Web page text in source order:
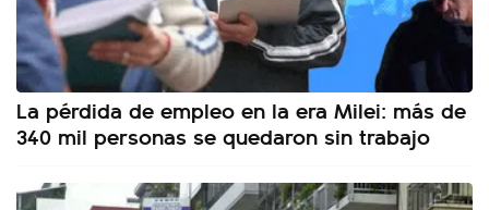
La pérdida de empleo en la era Milei: más de
340 mil personas se quedaron sin trabajo